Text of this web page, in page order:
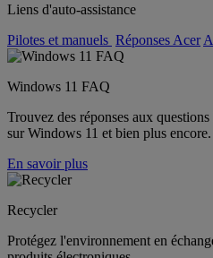
Liens d'auto-assistance
Pilotes et manuels Réponses Acer
Windows 11 FAQ
Trouvez des réponses aux
sur Windows 11 et bien plus encore.
En savoir plus
Recycler
Protégez l'environnement en